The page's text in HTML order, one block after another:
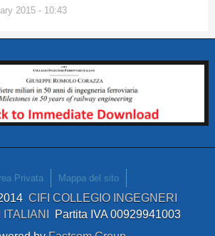
2015 - 10:43
Privata Mappa del sito
CIFI COLLEGIO INGEGNERI
ITALIANI Partita IVA 00929941003